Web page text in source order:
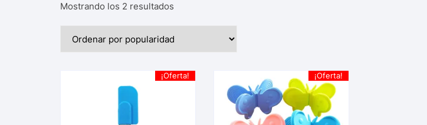
Mostrando los 2 resultados
¡Oferta! ¡Oferta!